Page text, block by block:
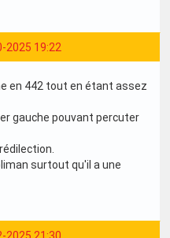
2025 19:22
en 442 tout en étant assez
gauche pouvant percuter
surtout qu'il a une